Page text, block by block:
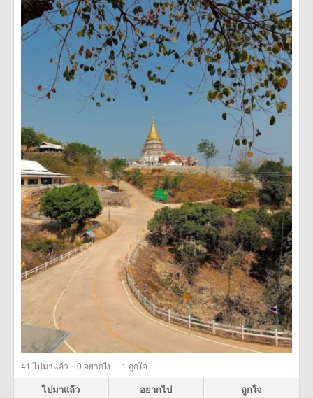
41 ไปมาแล้ว · 0 อยากไป · 1 ถูกใจ
ไปมาแล้ว อยากไป ถูกใจ